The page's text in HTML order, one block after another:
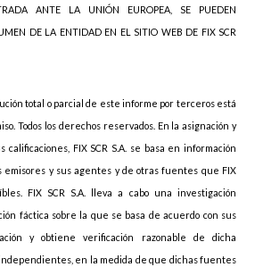
ANTE LA UNIÓN EUROPEA, SE PUEDEN
DE LA ENTIDAD EN EL SITIO WEB DE FIX SCR
total o parcial de este informe por terceros está
Todos los derechos reservados. En la asignación y
FIX SCR S.A. se basa en información
emisores y sus agentes y de otras fuentes que FIX
FIX SCR S.A. lleva a cabo una investigación
fáctica sobre la que se basa de acuerdo con sus
y obtiene verificación razonable de dicha
en la medida de que dichas fuentes